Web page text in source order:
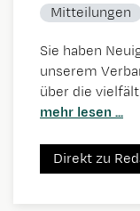
Mitteilungen
Sie haben
unserem
über die
mehr lesen ...
Direkt zu